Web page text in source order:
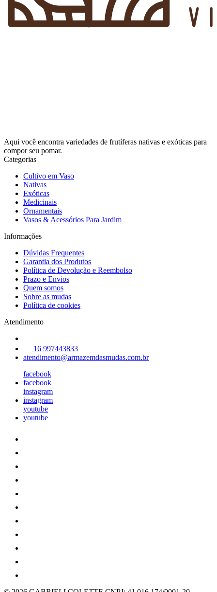
Aqui você encontra variedades de frutíferas nativas e exóticas para
compor seu pomar.
Categorias
Cultivo em Vaso
Nativas
Exóticas
Medicinais
Ornamentais
Vasos & Acessórios Para Jardim
Informações
Dúvidas Frequentes
Garantia dos Produtos
Política de Devolução e Reembolso
Prazo e Envios
Quem somos
Sobre as mudas
Política de cookies
Atendimento
16 997443833
atendimento@armazemdasmudas.com.br
facebook
facebook
instagram
instagram
youtube
youtube